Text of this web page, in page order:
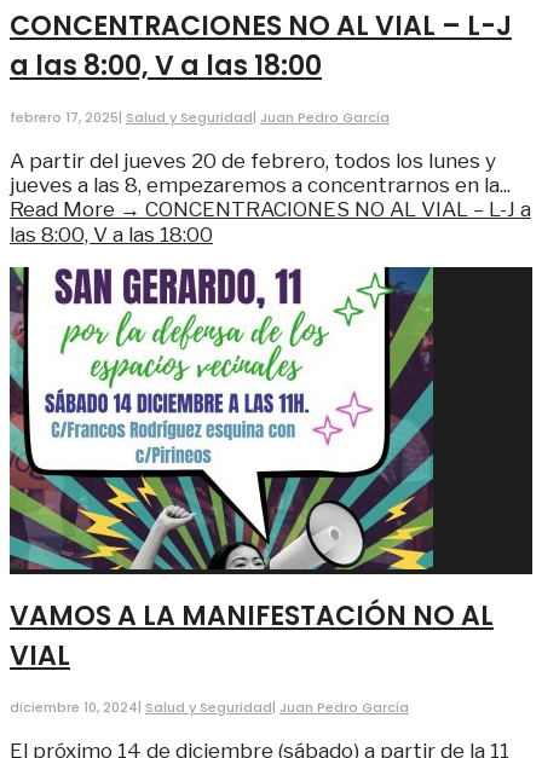
CONCENTRACIONES NO AL VIAL – L-J
a las 8:00, V a las 18:00
febrero 17, 2025| Salud y Seguridad| Juan Pedro García
A partir del jueves 20 de febrero, todos los lunes y
jueves a las 8, empezaremos a concentrarnos en la...
Read More → CONCENTRACIONES NO AL VIAL – L-J a
las 8:00, V a las 18:00
VAMOS A LA MANIFESTACIÓN NO AL
VIAL
diciembre 10, 2024| Salud y Seguridad| Juan Pedro García
El próximo 14 de diciembre (sábado) a partir de la 11